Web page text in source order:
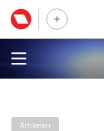
Artikelen